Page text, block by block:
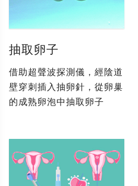
抽取卵子
借助超聲波探測儀，經陰道
壁穿刺插入抽卵針，從卵巢
的成熟卵泡中抽取卵子